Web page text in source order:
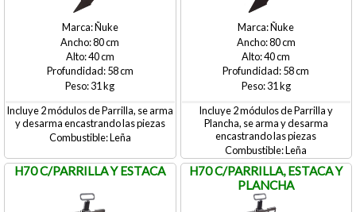
Ñuke
80
40
58
31
Incluye 2 módulos de Parrilla, se arma
y desarma encastrando las piezas
Leña
Ñuke
80
40
58
31
Incluye 2 módulos de Parrilla y
Plancha, se arma y desarma
encastrando las piezas
Leña
H70 C/PARRILLA Y ESTACA
H70 C/PARRILLA, ESTACA Y
PLANCHA